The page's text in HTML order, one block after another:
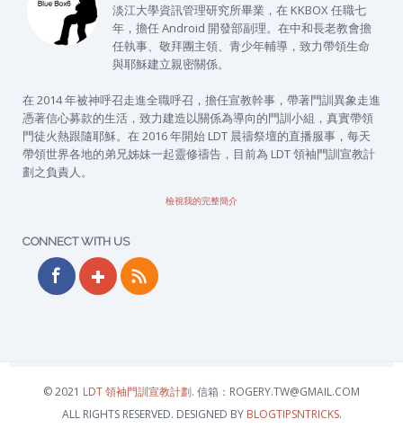
淡江大學資訊管理研究所畢業，在 KKBOX 任職七
年，擔任 Android 開發部副理。在中和長老教會擔
任執事、敬拜團主領、青少年輔導，致力帶領生命
與耶穌建立親密關係。
在 2014 年被神呼召走進全職呼召，擔任宣教幹事，帶著門訓異象走進
憑著信心募款的生活，致力建造以關係為導向的門訓小組，真實帶領
門徒火熱跟隨耶穌。在 2016 年開始 LDT 晨禱祭壇的直播服事，每天
帶領世界各地的弟兄姊妹一起靈修禱告，目前為 LDT 領袖門訓宣教計
劃之負責人。
檢視我的完整簡介
CONNECT WITH US
© 2021 LDT 領袖門訓宣教計劃. 信箱：ROGERY.TW@GMAIL.COM
ALL RIGHTS RESERVED. DESIGNED BY BLOGTIPSNTRICKS.